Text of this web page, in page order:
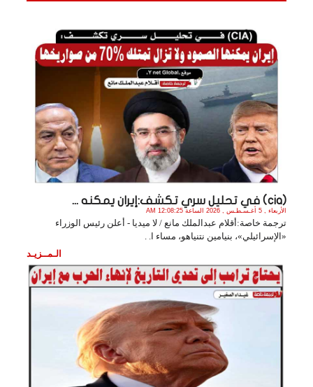
(cia) في تحليل سري تكشف:إيران يمكنه ...
الأربعاء , 5 أغـسـطـس , 2026 الساعة 12:08:25 AM
ترجمة خاصة:أقلام عبدالملك مانع / لا ميديا - أعلن رئيس الوزراء
«الإسرائيلي»، بنيامين نتنياهو، مساء ا. .
الـمــزيـد